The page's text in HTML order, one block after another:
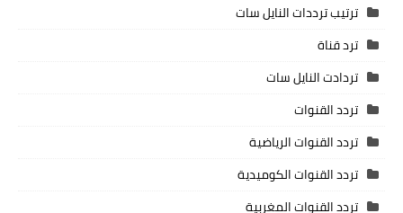
ترتيب ترددات النايل سات
ترد قناة
تردادت النايل سات
تردد القنوات
تردد القنوات الرياضية
تردد القنوات الكوميدية
تردد القنوات المغربية